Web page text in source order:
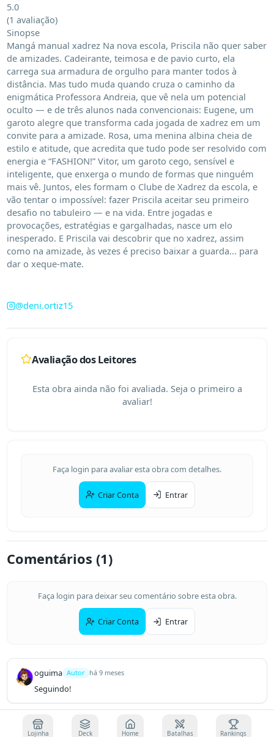
5.0
(1 avaliação)
Sinopse
Mangá manual xadrez Na nova escola, Priscila não quer saber
de amizades. Cadeirante, teimosa e de pavio curto, ela
carrega sua armadura de orgulho para manter todos à
distância. Mas tudo muda quando cruza o caminho da
enigmática Professora Andreia, que vê nela um potencial
oculto — e de três alunos nada convencionais: Eugene, um
garoto alegre que transforma cada jogada de xadrez em um
convite para a amizade. Rosa, uma menina albina cheia de
estilo e atitude, que acredita que tudo pode ser resolvido com
energia e “FASHION!” Vitor, um garoto cego, sensível e
inteligente, que enxerga o mundo de formas que ninguém
mais vê. Juntos, eles formam o Clube de Xadrez da escola, e
vão tentar o impossível: fazer Priscila aceitar seu primeiro
desafio no tabuleiro — e na vida. Entre jogadas e
provocações, estratégias e gargalhadas, nasce um elo
inesperado. E Priscila vai descobrir que no xadrez, assim
como na amizade, às vezes é preciso baixar a guarda... para
dar o xeque-mate.
@deni.ortiz15
Avaliação dos Leitores
Esta obra ainda não foi avaliada. Seja o primeiro a
avaliar!
Faça login para avaliar esta obra com detalhes.
Criar Conta Entrar
Comentários (1)
Faça login para deixar seu comentário sobre esta obra.
Criar Conta Entrar
oguima Autor há 9 meses
Seguindo!
Lojinha Deck Home Batalhas Rankings